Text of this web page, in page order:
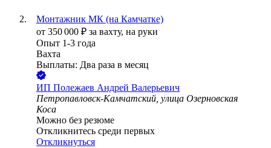
Монтажник МК (на Камчатке)
от 350 000 ₽ за вахту, на руки
Опыт 1-3 года
Вахта
Выплаты: Два раза в месяц
ИП Полежаев Андрей Валерьевич
Петропавловск-Камчатский, улица Озерновская
Коса
Можно без резюме
Откликнитесь среди первых
Откликнуться